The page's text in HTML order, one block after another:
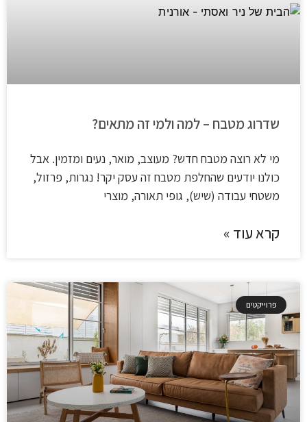
שדרוג מטבח – למה ולמי זה מתאים?
מי לא רוצה מטבח חדש? מעוצב, מואר, נעים ומזמין. אבל
כולנו יודעים שהחלפת מטבח זה עסק יקר! נגרות, פרזול,
משטחי עבודה (שיש), גופי תאורה, מוצרי
קרא עוד »
פרוייקטים